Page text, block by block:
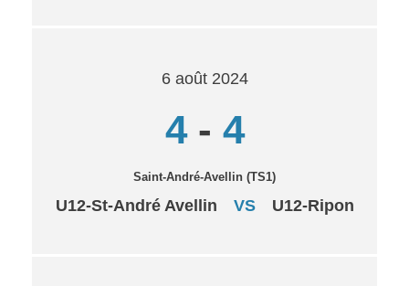
6 août 2024
4- 4
Saint-André-Avellin (TS1)
U12-St-André Avellin VS U12-Ripon